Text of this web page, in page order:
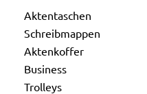
Aktentaschen
Schreibmappen
Aktenkoffer
Business
Trolleys